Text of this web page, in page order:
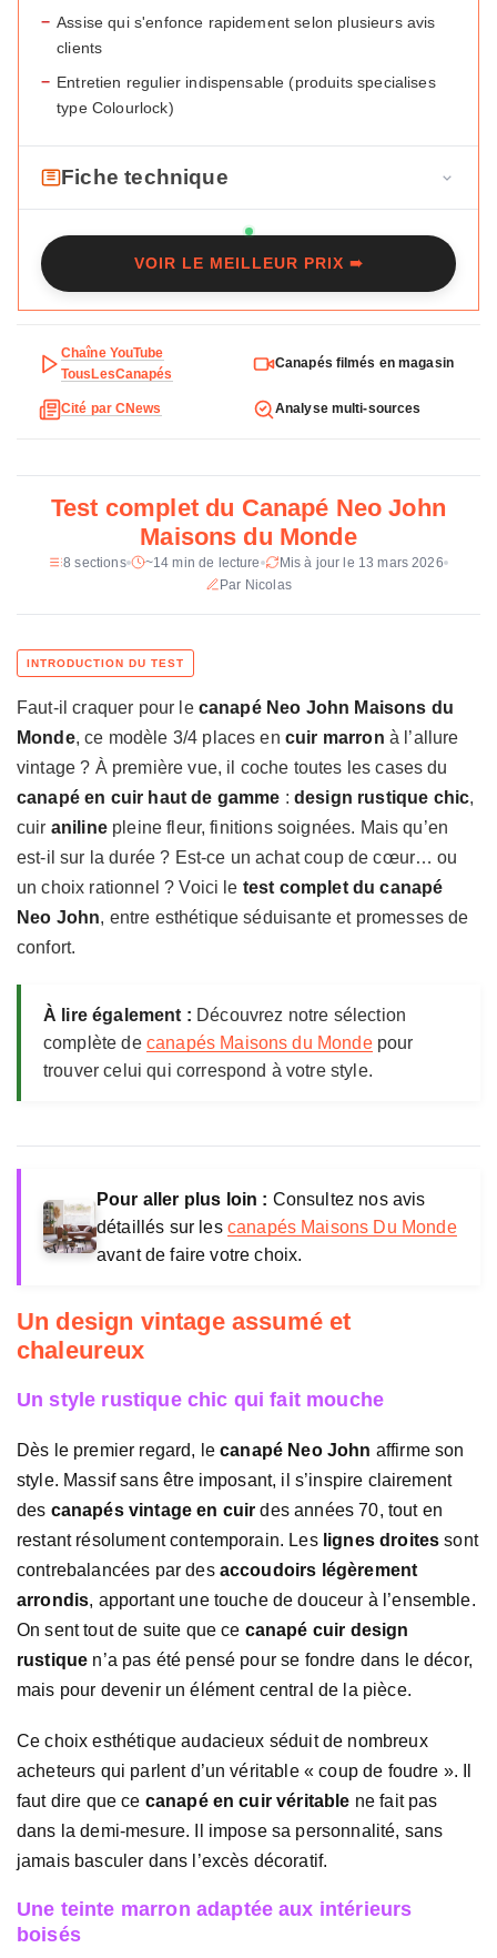
− Assise qui s'enfonce rapidement selon plusieurs avis
clients
− Entretien regulier indispensable (produits specialises
type Colourlock)
Fiche technique
c
e
e
h
n
a
p
é
o
J
o
M
a
s
o
n
s
M
d
e
Maisons du Monde
Modele Neo John
Type Droit 3/4 places
Dimensions 201,5 x 98 x 67 cm
Poids
Garnissage Mousse polyester, ressorts + sangles
Bois multiplis, bouleau, certifie FSC
Frene naturel, a monter
VOIR LE MEILLEUR PRIX ➠
Chaîne YouTube
TousLesCanapés
Canapés filmés en magasin
Cité par CNews Analyse multi-sources
Test complet du Canapé Neo John
Maisons du Monde
8 sections ~14 min de lecture
Mis à jour le 13 mars 2026
Par Nicolas
Faut-il craquer pour le canapé Neo John Maisons du
Monde, ce modèle 3/4 places en cuir marron à l’allure
vintage ? À première vue, il coche toutes les cases du
canapé en cuir haut de gamme : design rustique chic,
cuir anilinepleine fleur, finitions soignées. Mais qu’en
est-il sur la durée ? Est-ce un achat coup de cœur… ou
un choix rationnel ? Voici le test complet du canapé
Neo John, entre esthétique séduisante et promesses de
confort.
À lire également : Découvrez notre sélection
complète de canapés Maisons du Mondepour
trouver celui qui correspond à votre style.
Pour aller plus loin : Consultez nos avis
détaillés sur les canapés Maisons Du Monde
avant de faire votre choix.
Un design vintage assumé et
chaleureux
Un style rustique chic qui fait mouche
Dès le premier regard, lecanapé Neo John affirme son
style. Massif sans être imposant, il s’inspire clairement
des canapés vintage en cuir des années 70, tout en
restant résolument contemporain. Les lignes droites sont
contrebalancées par des accoudoirs légèrement
arrondis, apportant une touche de douceur à l’ensemble.
On sent tout de suite que ce canapé cuir design
rustique n’a pas été pensé pour se fondre dans le décor,
mais pour devenir un élément central de la pièce.
Ce choix esthétique audacieux séduit de nombreux
acheteurs qui parlent d’un véritable « coup de foudre ». Il
faut dire que ce canapé en cuir véritable ne fait pas
dans la demi-mesure. Il impose sa personnalité, sans
jamais basculer dans l’excès décoratif.
Une teinte marron adaptée aux intérieurs
boisés